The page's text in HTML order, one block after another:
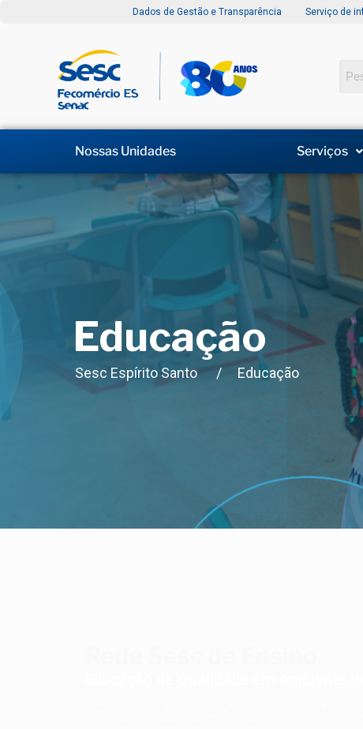
Dados de Gestão e Transparência Serviço de
Nossas Unidades Serviços
Educação
Sesc Espírito Santo / Educação